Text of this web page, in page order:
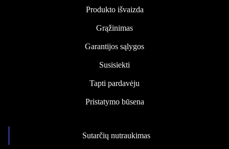
Produkto išvaizda
Grąžinimas
Garantijos sąlygos
Susisiekti
Tapti pardavėju
Pristatymo būsena
Sutarčių nutraukimas